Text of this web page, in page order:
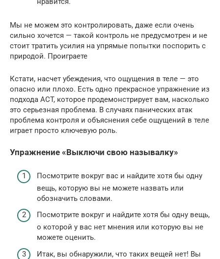
Мы не можем это контролировать, даже если очень
сильно хочется — такой контроль не предусмотрен и не
стоит тратить усилия на упрямые попытки поспорить с
природой. Проиграете
Кстати, насчет убеждения, что ощущения в теле — это
опасно или плохо. Есть одно прекрасное упражнение из
подхода ACT, которое продемонстрирует вам, насколько
это серьезная проблема. В случаях панических атак
проблема контроля и объяснения себе ощущений в теле
играет просто ключевую роль.
Упражнение «Выключи свою называлку»
Посмотрите вокруг вас и найдите хотя бы одну
вещь, которую вы не можете назвать или
обозначить словами.
Посмотрите вокруг и найдите хотя бы одну вещь,
о которой у вас нет мнения или которую вы не
можете оценить.
Итак, вы обнаружили, что таких вещей нет! Вы